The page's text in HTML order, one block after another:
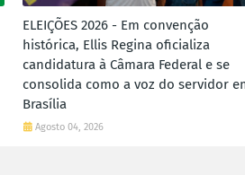
ELEIÇÕES 2026 - Em convenção
histórica, Ellis Regina oficializa
candidatura à Câmara Federal e se
consolida como a voz do servidor
Brasília
Agosto 04, 2026